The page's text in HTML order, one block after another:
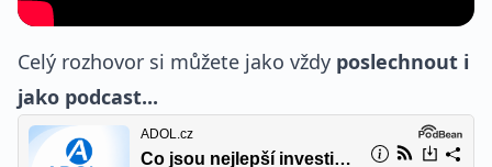
Celý rozhovor si můžete jako vždy poslechnout i
jako podcast...